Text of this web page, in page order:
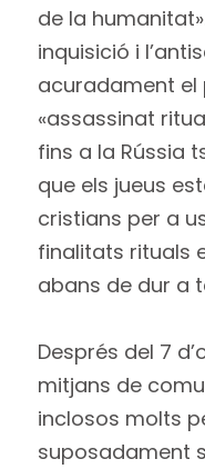
de la
inquisició i
acuradament el
«assassinat
fins a la Rússia
que els jueus
cristians per a
finalitats rituals
abans de dur a
Després del 7
mitjans de
inclosos molts
suposadament